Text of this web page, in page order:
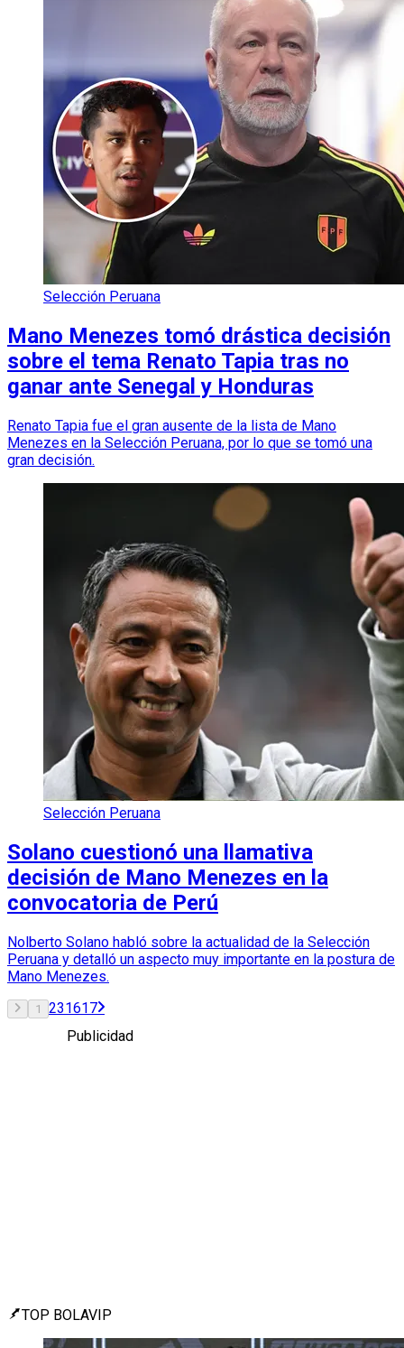
Selección Peruana
Mano Menezes tomó drástica decisión
sobre el tema Renato Tapia tras no
ganar ante Senegal y Honduras
Renato Tapia fue el gran ausente de la lista de Mano
Menezes en la Selección Peruana, por lo que se tomó una
gran decisión.
Selección Peruana
Solano cuestionó una llamativa
decisión de Mano Menezes en la
convocatoria de Perú
Nolberto Solano habló sobre la actualidad de la Selección
Peruana y detalló un aspecto muy importante en la postura de
Mano Menezes.
1 231617
Publicidad
TOP BOLAVIP